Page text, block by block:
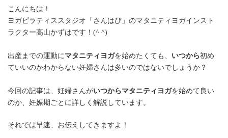
こんにちは！
ヨガピラティススタジオ「さんはぴ」のマタニティヨガインスト
ラクター髙山かずはです！(^ ^)
出産までの運動にマタニティヨガを始めたくても、 いつから初め
ていいのかわからない妊婦さんは多いのではないでしょうか？
今回の記事は、妊婦さんがいつからマタニティヨガを始めて良い
のか、妊娠期ごとに詳しく解説しています。
それでは早速、お伝えしてきますよ！